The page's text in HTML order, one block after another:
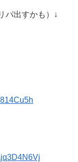
パ出すかも）↓